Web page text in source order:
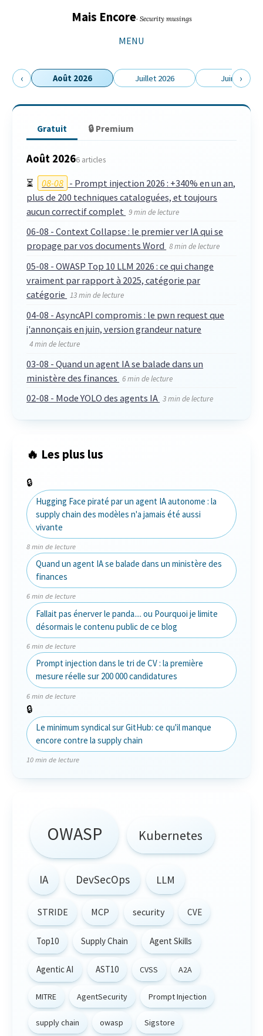
principale
page
Mais Encore· Security musings
MENU
‹ Août 2026 Juillet 2026 Juin 2026
›
Gratuit 🔒 Premium
Août 20266 articles
⏳ 08-08 - Prompt injection 2026 : +340% en un an,
plus de 200 techniques cataloguées, et toujours
aucun correctif complet 9 min de lecture
06-08 - Context Collapse : le premier ver IA qui se
propage par vos documents Word 8 min de lecture
05-08 - OWASP Top 10 LLM 2026 : ce qui change
vraiment par rapport à 2025, catégorie par
catégorie 13 min de lecture
04-08 - AsyncAPI compromis : le pwn request que
j'annonçais en juin, version grandeur nature
4 min de lecture
03-08 - Quand un agent IA se balade dans un
ministère des finances 6 min de lecture
02-08 - Mode YOLO des agents IA 3 min de lecture
🔥 Les plus lus
🔒
Hugging Face piraté par un agent IA autonome : la
supply chain des modèles n'a jamais été aussi
vivante
8 min de lecture
Quand un agent IA se balade dans un ministère des
finances
6 min de lecture
Fallait pas énerver le panda.... ou Pourquoi je limite
désormais le contenu public de ce blog
6 min de lecture
Prompt injection dans le tri de CV : la première
mesure réelle sur 200 000 candidatures
6 min de lecture
🔒
Le minimum syndical sur GitHub: ce qu'il manque
encore contre la supply chain
10 min de lecture
OWASP Kubernetes
IA DevSecOps LLM
STRIDE MCP security CVE
Top10 Supply Chain Agent Skills
Agentic AI AST10 CVSS A2A
MITRE AgentSecurity Prompt Injection
supply chain owasp Sigstore